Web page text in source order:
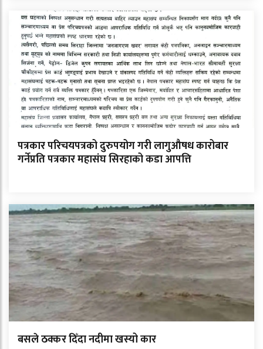
पत्रकार परिचयपत्रको दुरुपयोग गरी लागुऔषध कारोबार
गर्नेप्रति पत्रकार महासंघ सिरहाको कडा आपत्ति
बसले ठक्कर दिँदा नदीमा खस्यो कार